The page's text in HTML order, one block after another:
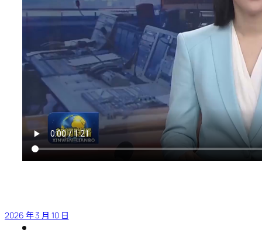
2026 年 3 月 10 日